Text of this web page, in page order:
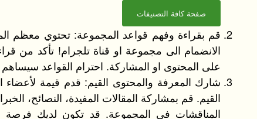
صفحة كافة التصنيفات
قم بقراءة وفهم قواعد المجموعة: تحتوي معظم
الانضمام الى مجموعة او قناة تلجرام! تأكد من
على المحتوى او المشاركة. احترام القواعد
شارك المعرفة والمحتوى القيم: قدم قيمة
القيم. قم بمشاركة المقالات المفيدة، النصائح،
المناقشات في المجموعة. قد تكون لديك